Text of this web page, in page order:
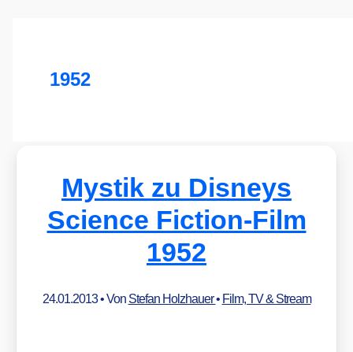
1952
Mystik zu Disneys
Science Fiction-Film
1952
24.01.2013• Von Stefan Holzhauer• Film, TV & Stream